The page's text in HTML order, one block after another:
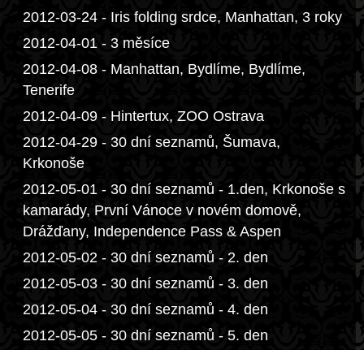
2012-03-24 - Iris folding srdce, Manhattan, 3 roky
2012-04-01 - 3 měsíce
2012-04-08 - Manhattan, Bydlíme, Bydlíme,
Tenerife
2012-04-09 - Hintertux, ZOO Ostrava
2012-04-29 - 30 dní seznamů, Šumava,
Krkonoše
2012-05-01 - 30 dní seznamů - 1.den, Krkonoše s
kamarády, První Vánoce v novém domově,
Drážďany, Independence Pass & Aspen
2012-05-02 - 30 dní seznamů - 2. den
2012-05-03 - 30 dní seznamů - 3. den
2012-05-04 - 30 dní seznamů - 4. den
2012-05-05 - 30 dní seznamů - 5. den